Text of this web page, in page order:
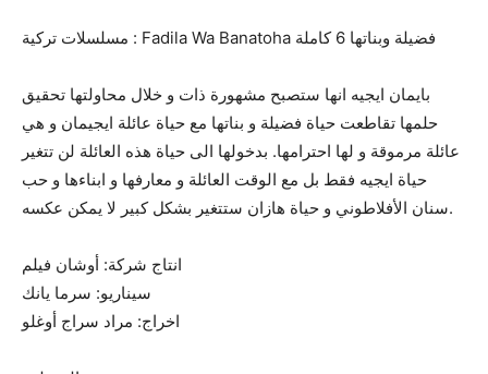
مسلسلات تركية : Fadila Wa Banatoha فضيلة وبناتها 6 كاملة
بايمان ايجيه انها ستصبح مشهورة ذات و خلال محاولتها تحقيق
حلمها تقاطعت حياة فضيلة و بناتها مع حياة عائلة ايجيمان و هي
عائلة مرموقة و لها احترامها. بدخولها الى حياة هذه العائلة لن تتغير
حياة ايجيه فقط بل مع الوقت العائلة و معارفها و ابناءها و حب
سنان الأفلاطوني و حياة هازان ستتغير بشكل كبير لا يمكن عكسه.
انتاج شركة: أوشان فيلم
سيناريو: سرما يانك
اخراج: مراد سراج أوغلو